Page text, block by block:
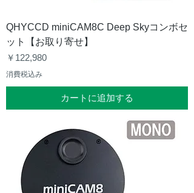
QHYCCD miniCAM8C Deep Skyコンボセ
ット【お取り寄せ】
価格
￥122,980
消費税込み
カートに追加する